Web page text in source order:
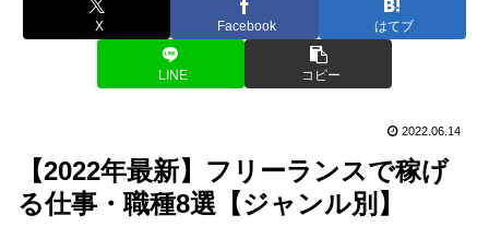
X Facebook はてブ
LINE コピー
2022.06.14
【2022年最新】フリーランスで稼げ
る仕事・職種8選【ジャンル別】